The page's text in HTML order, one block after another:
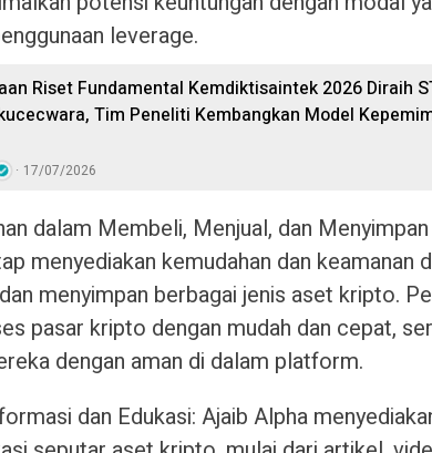
leverage.
Riset Fundamental Kemdiktisaintek 2026 Diraih
Tim Peneliti Kembangkan Model
17/07/2026
dalam Membeli, Menjual, dan
menyediakan kemudahan dan keamanan
menyimpan berbagai jenis aset kripto.
pasar kripto dengan mudah dan cepat,
dengan aman di dalam platform.
dan Edukasi: Ajaib Alpha